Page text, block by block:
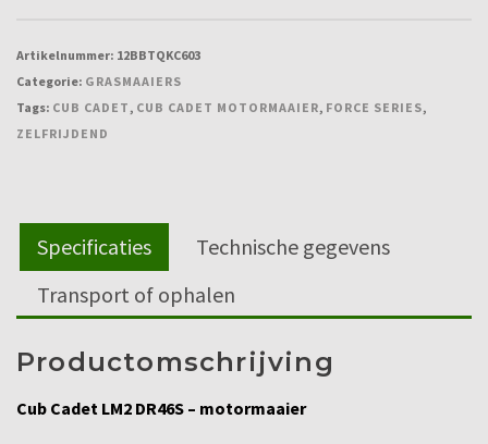
Artikelnummer: 12BBTQKC603
Categorie: GRASMAAIERS
Tags: CUB CADET , CUB CADET MOTORMAAIER, FORCE SERIES,
ZELFRIJDEND
Specificaties
Technische gegevens
Transport of ophalen
Productomschrijving
Cub Cadet LM2 DR46S – motormaaier